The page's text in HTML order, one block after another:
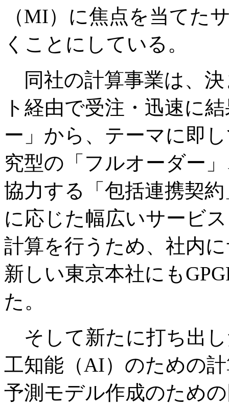
（MI）に焦点を当てた
くことにしている。
同社の計算事業は、
ト経由で受注・迅速に
ー」から、テーマに即
究型の「フルオーダー
協力する「包括連携契
に応じた幅広いサービ
計算を行うため、社内
新しい東京本社にも
た。
そして新たに打ち出
工知能（AI）のための
予測モデル作成のため